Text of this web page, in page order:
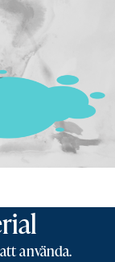
använda.